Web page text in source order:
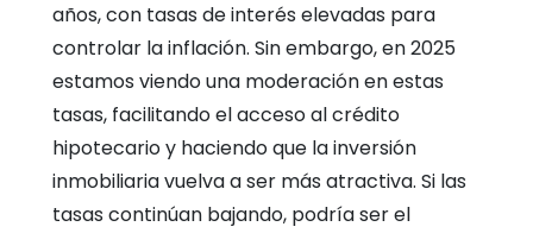
años, con tasas de interés elevadas para
controlar la inflación. Sin embargo, en 2025
estamos viendo una moderación en estas
tasas, facilitando el acceso al crédito
hipotecario y haciendo que la inversión
inmobiliaria vuelva a ser más atractiva. Si las
tasas continúan bajando, podría ser el